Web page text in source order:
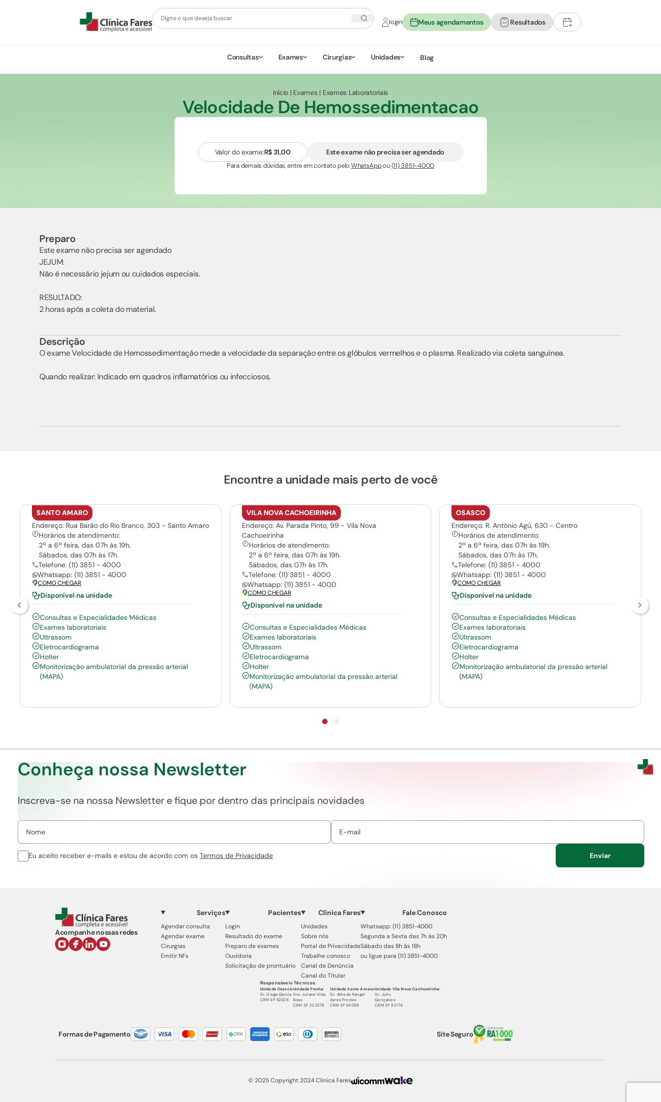
login Meus agendamentos Resultados +
Consultas Exames Cirurgias Unidades Blog
Início | Exames| Exames Laboratoriais
Velocidade De Hemossedimentacao
Valor do exame:R$ 31,00 Este exame não precisa ser agendado
Para demais dúvidas, entre em contato pelo WhatsAppou(11) 3851-4000
Preparo
Este exame não precisa ser agendado
JEJUM:
Não é necessário jejum ou cuidados especiais.
RESULTADO:
2 horas após a coleta do material.
Descrição
O exame Velocidade de Hemossedimentação mede a velocidade da separação entre os glóbulos vermelhos e o plasma. Realizado via coleta sanguínea.
Quando realizar: Indicado em quadros inflamatórios ou infecciosos.
Encontre a unidade mais perto de você
SANTO AMARO
Endereço: Rua Barão do Rio Branco, 303 - Santo Amaro
Horários de atendimento:
2ª a 6ª feira, das 07h às 19h.
Sábados, das 07h às 17h.
Telefone: (11) 3851 - 4000
Whatsapp: (11) 3851 - 4000
COMO CHEGAR
Disponível na unidade
Consultas e Especialidades Médicas
Exames laboratoriais
Ultrassom
Eletrocardiograma
Holter
Monitorização ambulatorial da pressão arterial
(MAPA)
VILA NOVA CACHOEIRINHA
Endereço: Av. Parada Pinto, 99 - Vila Nova
Cachoeirinha
Horários de atendimento:
2ª a 6ª feira, das 07h às 19h.
Sábados, das 07h às 17h.
Telefone: (11) 3851 - 4000
Whatsapp: (11) 3851 - 4000
COMO CHEGAR
Disponível na unidade
Consultas e Especialidades Médicas
Exames laboratoriais
Ultrassom
Eletrocardiograma
Holter
Monitorização ambulatorial da pressão arterial
(MAPA)
OSASCO
Endereço: R. Antônio Agú, 630 - Centro
Horários de atendimento:
2ª a 6ª feira, das 07h às 19h.
Sábados, das 07h às 17h.
Telefone: (11) 3851 - 4000
Whatsapp: (11) 3851 - 4000
COMO CHEGAR
Disponível na unidade
Consultas e Especialidades Médicas
Exames laboratoriais
Ultrassom
Eletrocardiograma
Holter
Monitorização ambulatorial da pressão arterial
(MAPA)
Conheça nossa Newsletter
Inscreva-se na nossa Newsletter e fique por dentro das principais novidades
Eu aceito receber e-mails e estou de acordo com os Termos de Privacidade Enviar
Acompanhe nossas redes
Serviços
Agendar consulta
Agendar exame
Cirurgias
Emitir NFs
Pacientes
Login
Resultado do exame
Preparo de exames
Ouvidoria
Solicitação de prontuário
Clínica Fares
Unidades
Sobre nós
Portal de Privacidade
Trabalhe conosco
Canal de Denúncia
Canal do Titular
Fale Conosco
Whatsapp: (11) 3851-4000
Segunda a Sexta das 7h às 20h
Sábado das 8h às 18h
ou ligue para (11) 3851-4000
Responsáveis Técnicos
Unidade Osasco:
Dr. Diogo Garcia
CRM SP 112026
Unidade Penha:
Dra. Juliane Vilas
Boas
CRM SP 223578
Unidade Santo Amaro:
Dr. Alfredo Rangel
Ayres Prestes
CRM SP 63058
Unidade Vila Nova Cachoeirinha:
Dr. Julio
Gonçalves
CRM SP 83774
Formas de Pagamento Site Seguro
© 2025 Copyright 2024 Clínica Fares